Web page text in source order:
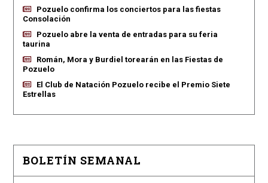
Pozuelo confirma los conciertos para las fiestas
Consolación
Pozuelo abre la venta de entradas para su feria
taurina
Román, Mora y Burdiel torearán en las Fiestas de
Pozuelo
El Club de Natación Pozuelo recibe el Premio Siete
Estrellas
BOLETÍN SEMANAL